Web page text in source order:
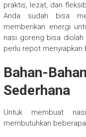
praktis, lezat, dan
Anda sudah bisa
memberikan energi
nasi goreng bisa
perlu repot menyiapkan
Bahan-
Sederhana
Untuk membuat
membutuhkan